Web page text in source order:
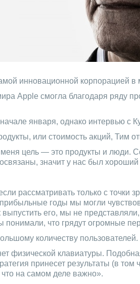
инновационной корпорацией
Apple смогла благодаря ряду
января, однако интервью с
или стоимость акций, Тим
цель — это продукты и
значит у нас был хороший
рассматривать только с точки
годы мы могли
его, мы не
что грядут огромные
количеству
физической клавиатуры.
принесет результаты (в
что на самом деле важно».